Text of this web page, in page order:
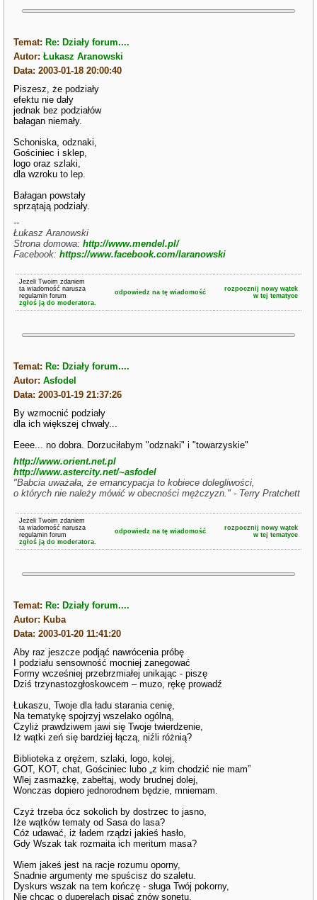
Temat: Re: Działy forum....
Autor:Łukasz Aranowski
Data: 2003-01-18 20:00:40
Piszesz, że podziały
efektu nie dały
jednak bez podziałów
bałagan niemały.
Schoniska, odznaki,
Gościniec i sklep,
logo oraz szlaki,
dla wzroku to lep.
Bałagan powstały
sprzątają podziały.
--
Łukasz Aranowski
Strona domowa:http://www.mendel.pl/
Facebook:https://www.facebook.com/laranowski
Jeżeli Twoim zdaniem
ta wiadomość narusza
regulamin forum
zgłoś ją do moderatora.
odpowiedz na tę wiadomość
rozpocznij nowy wątek
w tej tematyce
Temat: Re: Działy forum....
Autor:Asfodel
Data: 2003-01-19 21:37:26
By wzmocnić podziały
dla ich większej chwały...
Eeee... no dobra. Dorzuciłabym "odznaki" i "towarzyskie"
http://www.orient.net.pl
http://www.astercity.net/~asfodel
"Babcia uważała, że emancypacja to kobiece dolegliwości,
o których nie należy mówić w obecności mężczyzn." - Terry Pratchett
Jeżeli Twoim zdaniem
ta wiadomość narusza
regulamin forum
zgłoś ją do moderatora.
odpowiedz na tę wiadomość
rozpocznij nowy wątek
w tej tematyce
Temat: Re: Działy forum....
Autor: Kuba
Data: 2003-01-20 11:41:20
Aby raz jeszcze podjąć nawrócenia próbę
I podziału sensowność mocniej zanegować
Formy wcześniej przebrzmiałej unikając - piszę
Dziś trzynastozgłoskowcem – muzo, rękę prowadź
Łukaszu, Twoje dla ładu starania cenię,
Na tematykę spojrzyj wszelako ogólną,
Czyliż prawdziwem jawi się Twoje twierdzenie,
Iż wątki zeń się bardziej łączą, niźli różnią?
Biblioteka z orężem, szlaki, logo, kolej,
GOT, KOT, chat, Gościniec lubo „z kim chodzić nie mam”
Wlej zasmażkę, zabełtaj, wody brudnej dolej,
Wonczas dopiero jednorodnem będzie, mniemam.
Czyż trzeba ócz sokolich by dostrzec to jasno,
Iże wątków tematy od Sasa do lasa?
Cóż udawać, iż ładem rządzi jakieś hasło,
Gdy Wszak tak rozmaita ich meritum masa?
Wiem jakeś jest na racje rozumu oporny,
Snadnie argumenty me spuścisz do szaletu.
Dyskurs wszak na tem kończę - sługa Twój pokorny,
Nie chcąc o duperelach pisać znów sonetu.